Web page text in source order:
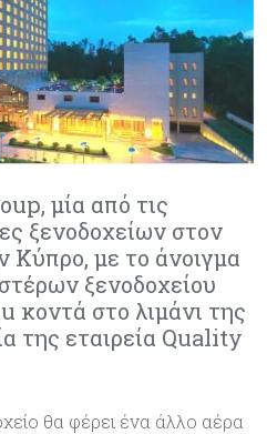
μία από τις
ξενοδοχείων στον
Κύπρο, με το άνοιγμα
ξενοδοχείου
κοντά στο λιμάνι της
της εταιρεία Quality
θα φέρει ένα άλλο αέρα